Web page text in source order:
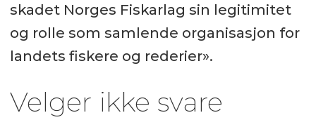
skadet Norges Fiskarlag sin legitimitet
og rolle som samlende organisasjon for
landets fiskere og rederier».
Velger ikke svare